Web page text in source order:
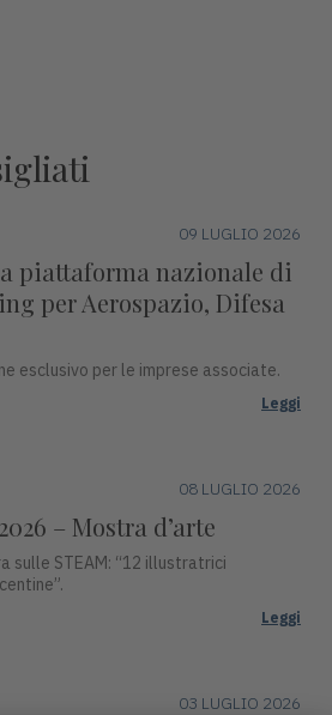
09 LUGLIO 2026
piattaforma nazionale di
per Aerospazio, Difesa
esclusivo per le imprese associate.
Leggi
08 LUGLIO 2026
– Mostra d’arte
sulle STEAM: “12 illustratrici
Leggi
03 LUGLIO 2026